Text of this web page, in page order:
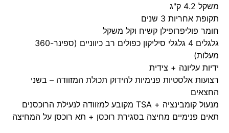
משקל 4.2 ק"ג
תקופת אחריות 3 שנים
חומר פוליפרופילן קשיח וקל משקל
גלגלים 4 גלגלי סיליקון כפולים רב כיווניים (ספינר-360
מעלות)
ידיות עליונה + צידית
רצועות אלסטיות פנימיות להידוק תכולת המזוודה – בשני
החצאים
מנעול קומבינציה + TSA מקובע למזוודה לנעילת הרוכסנים
תאים פנימיים מחיצה בסגירת רוכסן + תא רוכסן על המחיצה